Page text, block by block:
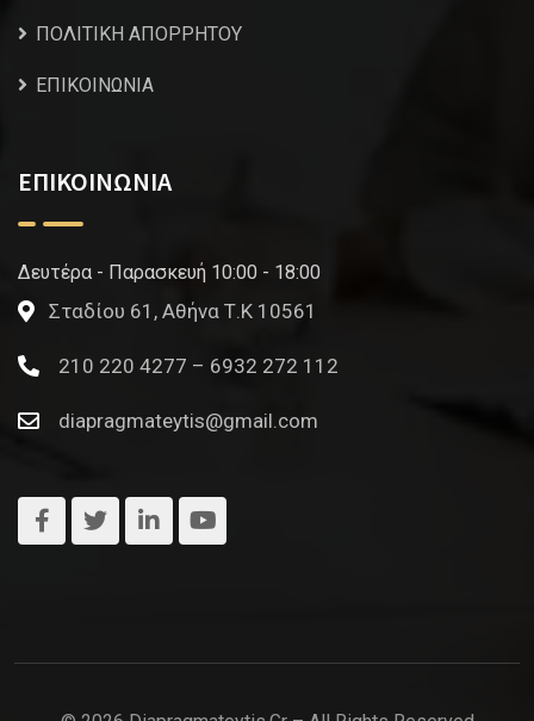
ΠΟΛΙΤΙΚΗ ΑΠΟΡΡΗΤΟΥ
ΕΠΙΚΟΙΝΩΝΙΑ
ΕΠΙΚΟΙΝΩΝΙΑ
Δευτέρα - Παρασκευή 10:00 - 18:00
Σταδίου 61, Αθήνα Τ.Κ 10561
210 220 4277 – 6932 272 112
diapragmateytis@gmail.com